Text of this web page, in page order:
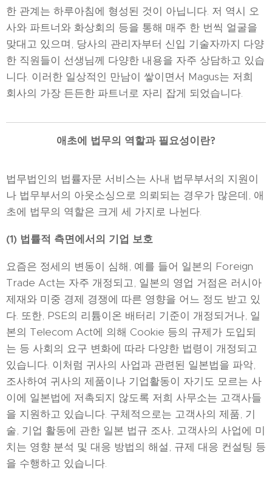
한 관계는 하루아침에 형성된 것이 아닙니다. 저 역시 오
사와 파트너와 화상회의 등을 통해 매주 한 번씩 얼굴을
맞대고 있으며, 당사의 관리자부터 신입 기술자까지 다양
한 직원들이 선생님께 다양한 내용을 자주 상담하고 있습
니다. 이러한 일상적인 만남이 쌓이면서 Magus는 저희
회사의 가장 든든한 파트너로 자리 잡게 되었습니다.
애초에 법무의 역할과 필요성이란?
법무법인의 법률자문 서비스는 사내 법무부서의 지원이
나 법무부서의 아웃소싱으로 의뢰되는 경우가 많은데, 애
초에 법무의 역할은 크게 세 가지로 나뉜다.
(1) 법률적 측면에서의 기업 보호
요즘은 정세의 변동이 심해, 예를 들어 일본의 Foreign
Trade Act는 자주 개정되고, 일본의 영업 거점은 러시아
제재와 미중 경제 경쟁에 따른 영향을 어느 정도 받고 있
다. 또한, PSE의 리튬이온 배터리 기준이 개정되거나, 일
본의 Telecom Act에 의해 Cookie 등의 규제가 도입되
는 등 사회의 요구 변화에 따라 다양한 법령이 개정되고
있습니다. 이처럼 귀사의 사업과 관련된 일본법을 파악,
조사하여 귀사의 제품이나 기업활동이 자기도 모르는 사
이에 일본법에 저촉되지 않도록 저희 사무소는 고객사들
을 지원하고 있습니다. 구체적으로는 고객사의 제품, 기
술, 기업 활동에 관한 일본 법규 조사, 고객사의 사업에 미
치는 영향 분석 및 대응 방법의 해설, 규제 대응 컨설팅 등
을 수행하고 있습니다.